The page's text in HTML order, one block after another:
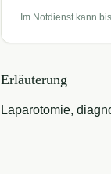
Im Notdienst kann
Erläuterung
Laparotomie,